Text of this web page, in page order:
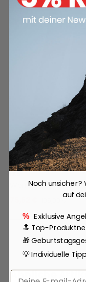
iXS
Women's Flow
Ähnliche
Noch unsicher?
auf
%Exklusive
🔝 Top-
🎁
💡 Individuelle